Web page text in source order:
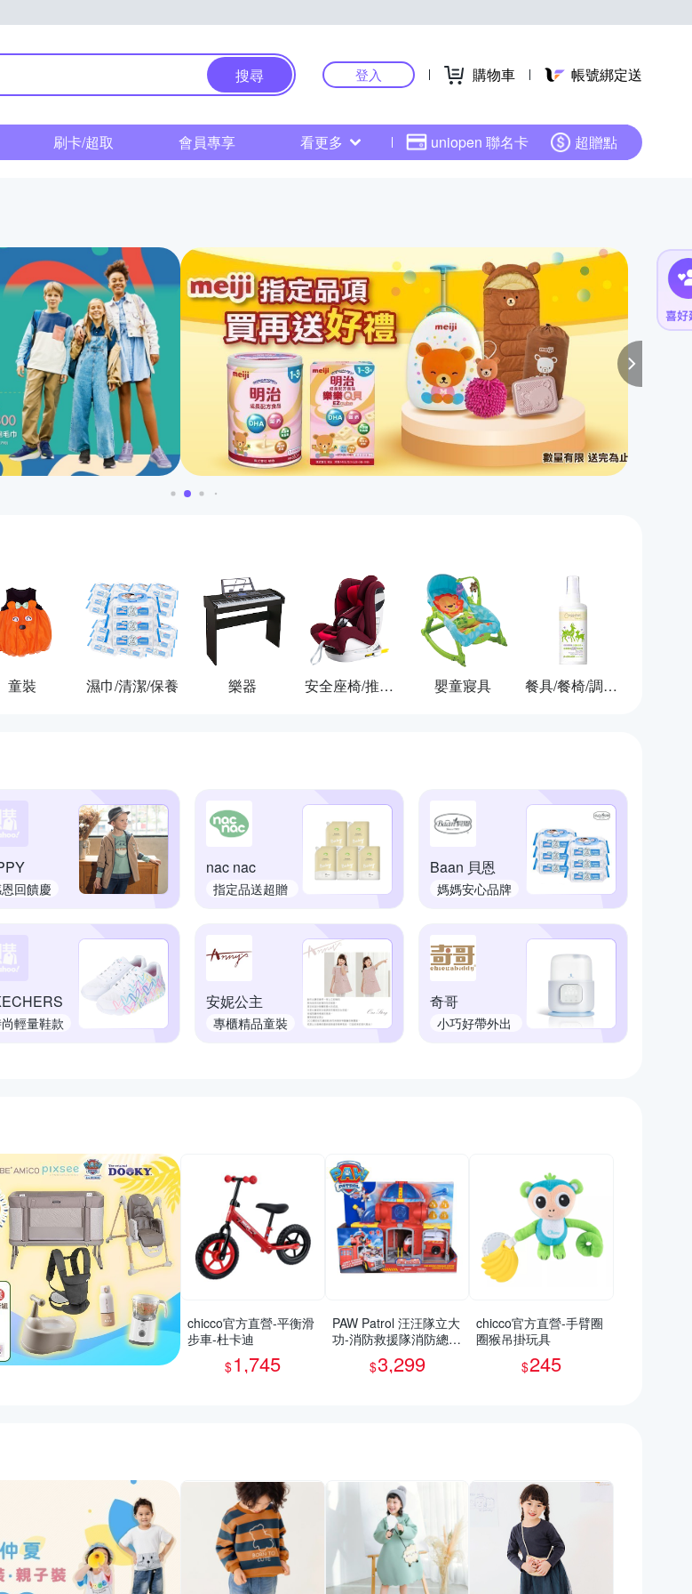
搜尋 登入 購物車 帳號綁定送
刷卡/超取 會員專享 看更多 uniopen 聯名卡 超贈點
童裝 濕巾/清潔/保養 樂器 安全座椅/推車/背巾 嬰童寢具 餐具/餐椅/調理用品
回饋慶
nac nac
指定品送超贈
Baan 貝恩
媽媽安心品牌
輕量鞋款
安妮公主
專櫃精品童裝
奇哥
小巧好帶外出
chicco官方直營-平衡滑
步車-杜卡迪
$1,745
PAW Patrol 汪汪隊立大
功-消防救援隊消防總部
場景遊戲組_SUNUP
$3,299
chicco官方直營-手臂圈
圈猴吊掛玩具
$245